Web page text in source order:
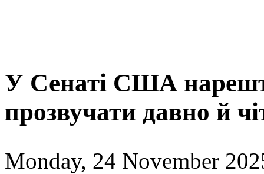
У Сенаті США
прозвучати давно й
Monday, 24 November